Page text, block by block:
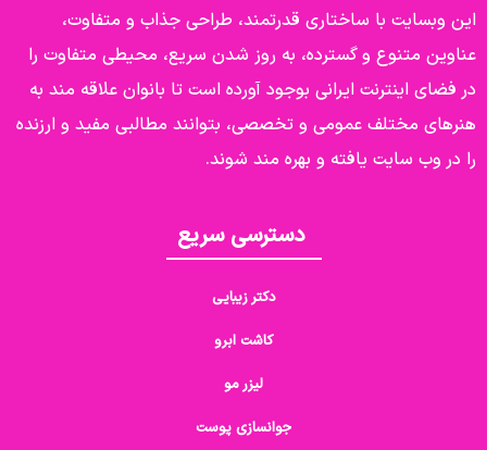
این وبسایت با ساختاری قدرتمند، طراحی جذاب و متفاوت،
عناوین متنوع و گسترده، به روز شدن سریع، محیطی متفاوت را
در فضای اینترنت ایرانی بوجود آورده است تا بانوان علاقه مند به
هنرهای مختلف عمومی و تخصصی، بتوانند مطالبی مفید و ارزنده
را در وب سایت یافته و بهره مند شوند.
دسترسی سریع
دکتر زیبایی
کاشت ابرو
لیزر مو
جوانسازی پوست